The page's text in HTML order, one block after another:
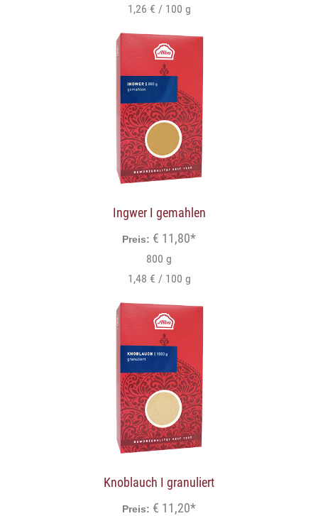
1,26 € / 100 g
Ingwer I gemahlen
Preis: € 11,80*
800 g
1,48 € / 100 g
Knoblauch I granuliert
Preis: € 11,20*